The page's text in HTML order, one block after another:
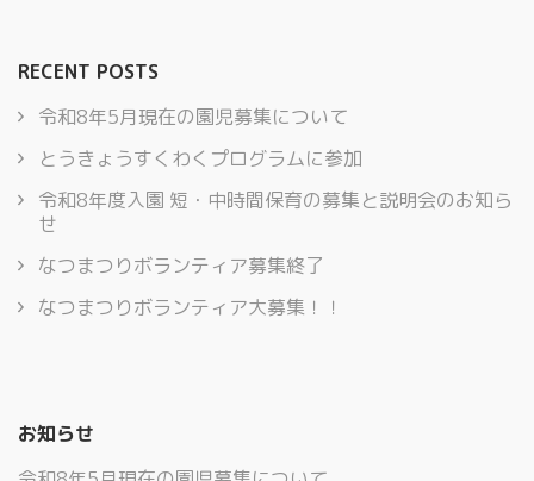
RECENT POSTS
令和8年5月現在の園児募集について
とうきょうすくわくプログラムに参加
令和8年度入園 短・中時間保育の募集と説明会のお知ら
せ
なつまつりボランティア募集終了
なつまつりボランティア大募集！！
お知らせ